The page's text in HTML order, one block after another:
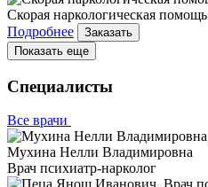
Скорая наркологическая помощь
Подробнее
Заказать
Показать еще
Специалисты
Все врачи
Мухина Нелли Владимировна
Врач психиатр-нарколог